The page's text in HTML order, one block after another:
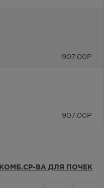
907.00 Р
907.00 Р
КОМБ.СР-ВА ДЛЯ ПОЧЕК